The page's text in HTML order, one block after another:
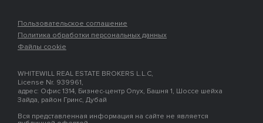
Пользовательское соглашение
Политика обработки персональных данных
Файлы cookie
WHITEWILL REAL ESTATE BROKERS L.L.C,
License Nr. 939961,
адрес: Офис 1314, Бизнес-центр Onyx, Башня 1, Шоссе шейха
Зайда, район Гринс, Дубай
Вся представленная информация на сайте не является